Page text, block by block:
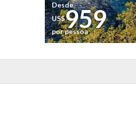
Desde
US$959
por pessoa